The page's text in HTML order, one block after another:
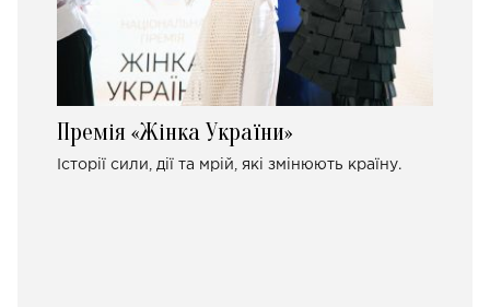
Премія «Жінка України»
Історії сили, дії та мрій, які змінюють країну.